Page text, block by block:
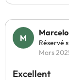
Réservé
Mars
Excellent